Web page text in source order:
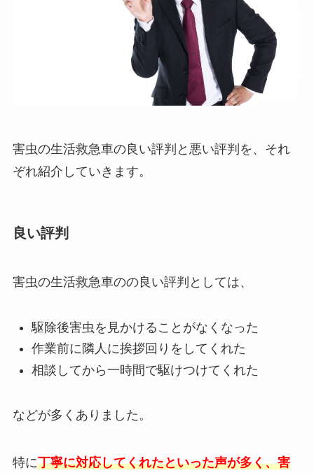
害虫の生活救急車の良い評判と悪い評判を、それ
ぞれ紹介していきます。
良い評判
害虫の生活救急車のの良い評判としては、
駆除後害虫を見かけることがなくなった
作業前に隣人に挨拶回りをしてくれた
相談してから一時間で駆けつけてくれた
などが多くありました。
特に丁寧に対応してくれたといった声が多く、害